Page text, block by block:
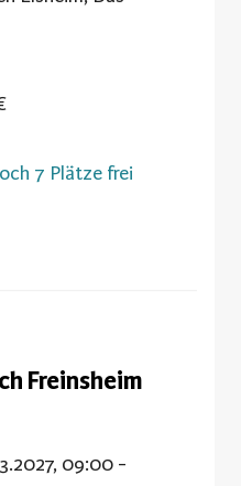
7 Plätze frei
Freinsheim
09:00 -